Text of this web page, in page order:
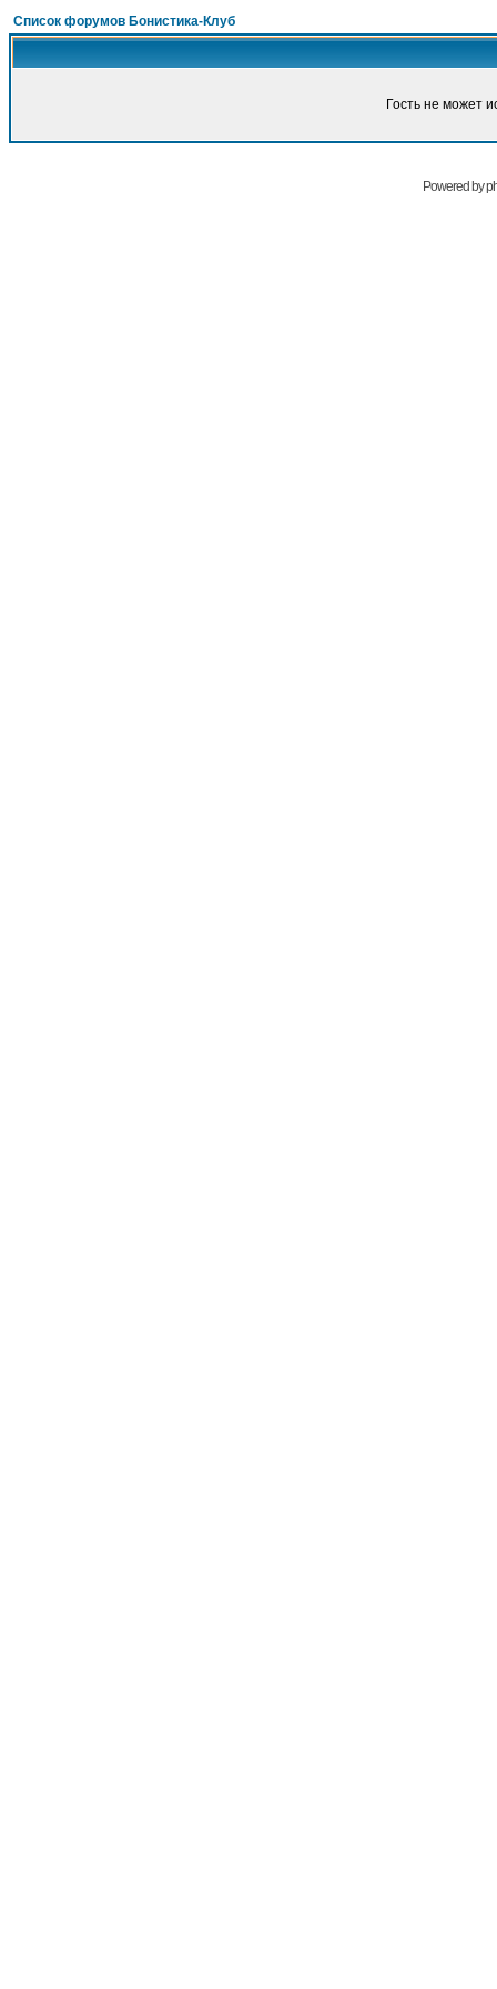
Список форумов Бонистика-Клуб
Гость не может
Powered by